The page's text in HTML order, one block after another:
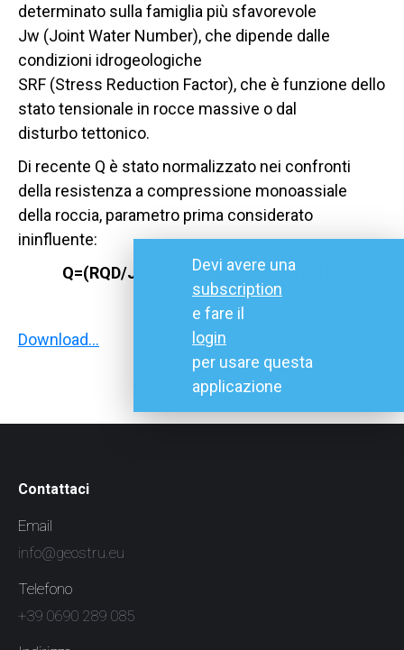
determinato sulla famiglia più sfavorevole
Jw (Joint Water Number), che dipende dalle
condizioni idrogeologiche
SRF (Stress Reduction Factor), che è funzione dello
stato tensionale in rocce massive o dal
disturbo tettonico.
Di recente Q è stato normalizzato nei confronti
della resistenza a compressione monoassiale
della roccia, parametro prima considerato
ininfluente:
Q=(RQD/Jn)·(Jr/Ja)·(Jw/SRF)·σc/100
Download…
Devi avere una
subscription
e fare il
login
per usare questa
applicazione
Contattaci
Email
info@geostru.eu
Telefono
+39 0690 289 085